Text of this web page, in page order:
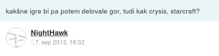
kakšne igre bi pa potem delovale gor, tudi kak crysis, starcraft?
NightHawk
::7. sep 2013, 18:32